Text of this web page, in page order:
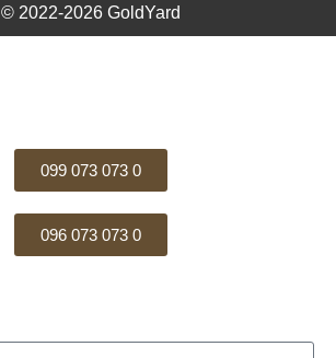
© 2022-2026 GoldYard
099 073 073 0
096 073 073 0